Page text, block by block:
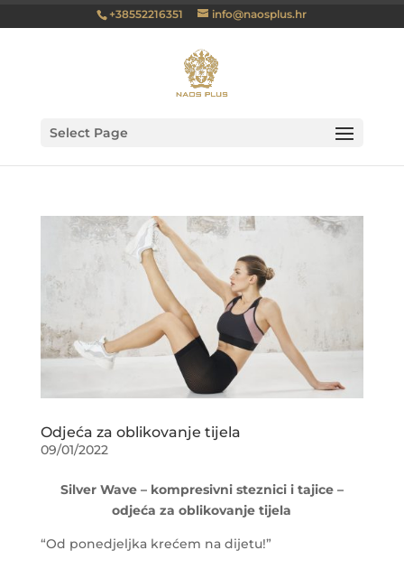
+38552216351 info@naosplus.hr
Select Page
Odjeća za oblikovanje tijela
09/01/2022
Silver Wave – kompresivni steznici i tajice –
odjeća za oblikovanje tijela
“Od ponedjeljka krećem na dijetu!”